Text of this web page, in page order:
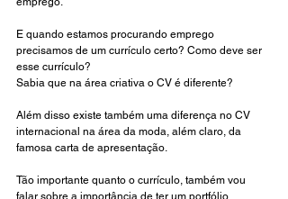
E quando estamos procurando emprego
precisamos de um currículo certo? Como deve ser
esse currículo?
Sabia que na área criativa o CV é diferente?
Além disso existe também uma diferença no CV
internacional na área da moda, além claro, da
famosa carta de apresentação.
Tão importante quanto o currículo, também vou
falar sobre a importância de ter um portfólio